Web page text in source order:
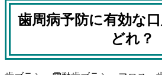
歯周病予防に有効な
どれ？